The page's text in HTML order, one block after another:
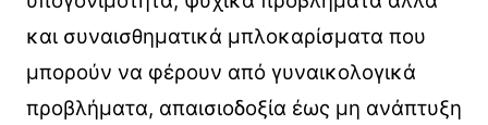
και συναισθηματικά μπλοκαρίσματα που
μπορούν να φέρουν από γυναικολογικά
προβλήματα, απαισιοδοξία έως μη ανάπτυξη